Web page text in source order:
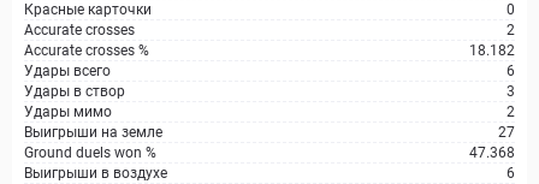
Красные карточки
0
Accurate crosses
2
Accurate crosses %
18.182
Удары всего
6
Удары в створ
3
Удары мимо
2
Выигрыши на земле
27
Ground duels won %
47.368
Выигрыши в воздухе
6